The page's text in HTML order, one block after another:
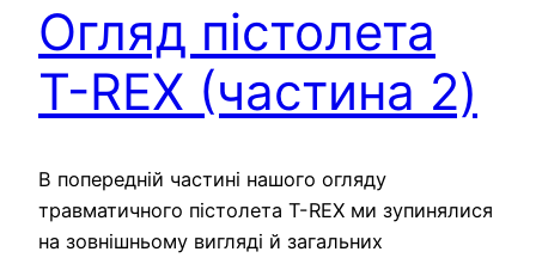
Огляд пістолета
T-REX (частина 2)
В попередній частині нашого огляду
травматичного пістолета T-REX ми зупинялися
на зовнішньому вигляді й загальних